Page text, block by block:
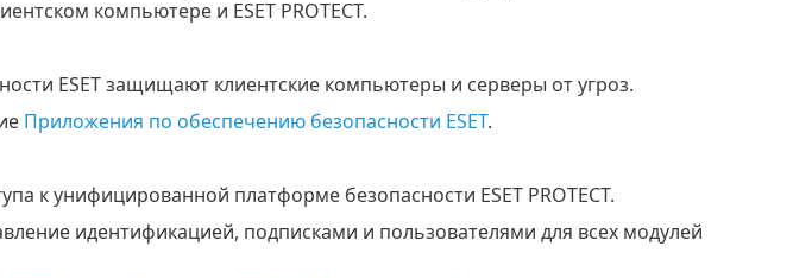
компьютере и ESET PROTECT.
ESET защищают клиентские компьютеры и серверы от угроз.
Приложения по обеспечению безопасности ESET.
к унифицированной платформе безопасности ESET PROTECT.
идентификацией, подписками и пользователями для всех модулей